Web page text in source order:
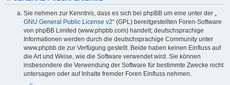
Sie nehmen zur Kenntnis, dass es sich bei phpBB um eine unter der „
GNU General Public License v2“ (GPL) bereitgestellten Foren-Software
von phpBB Limited (www.phpbb.com) handelt; deutschsprachige
Informationen werden durch die deutschsprachige Community unter
www.phpbb.de zur Verfügung gestellt. Beide haben keinen Einfluss auf
die Art und Weise, wie die Software verwendet wird. Sie können
insbesondere die Verwendung der Software für bestimmte Zwecke nicht
untersagen oder auf Inhalte fremder Foren Einfluss nehmen.